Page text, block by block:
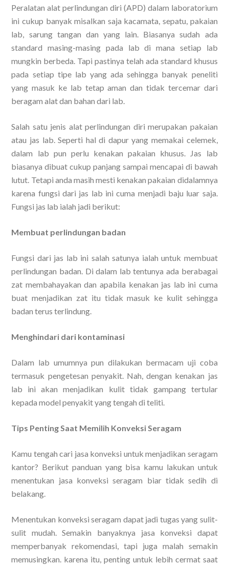
Peralatan alat perlindungan diri (APD) dalam laboratorium
ini cukup banyak misalkan saja kacamata, sepatu, pakaian
lab, sarung tangan dan yang lain. Biasanya sudah ada
standard masing-masing pada lab di mana setiap lab
mungkin berbeda. Tapi pastinya telah ada standard khusus
pada setiap tipe lab yang ada sehingga banyak peneliti
yang masuk ke lab tetap aman dan tidak tercemar dari
beragam alat dan bahan dari lab.
Salah satu jenis alat perlindungan diri merupakan pakaian
atau jas lab. Seperti hal di dapur yang memakai celemek,
dalam lab pun perlu kenakan pakaian khusus. Jas lab
biasanya dibuat cukup panjang sampai mencapai di bawah
lutut. Tetapi anda masih mesti kenakan pakaian didalamnya
karena fungsi dari jas lab ini cuma menjadi baju luar saja.
Fungsi jas lab ialah jadi berikut:
Membuat perlindungan badan
Fungsi dari jas lab ini salah satunya ialah untuk membuat
perlindungan badan. Di dalam lab tentunya ada berabagai
zat membahayakan dan apabila kenakan jas lab ini cuma
buat menjadikan zat itu tidak masuk ke kulit sehingga
badan terus terlindung.
Menghindari dari kontaminasi
Dalam lab umumnya pun dilakukan bermacam uji coba
termasuk pengetesan penyakit. Nah, dengan kenakan jas
lab ini akan menjadikan kulit tidak gampang tertular
kepada model penyakit yang tengah di teliti.
Tips Penting Saat Memilih Konveksi Seragam
Kamu tengah cari jasa konveksi untuk menjadikan seragam
kantor? Berikut panduan yang bisa kamu lakukan untuk
menentukan jasa konveksi seragam biar tidak sedih di
belakang.
Menentukan konveksi seragam dapat jadi tugas yang sulit-
sulit mudah. Semakin banyaknya jasa konveksi dapat
memperbanyak rekomendasi, tapi juga malah semakin
memusingkan. karena itu, penting untuk lebih cermat saat